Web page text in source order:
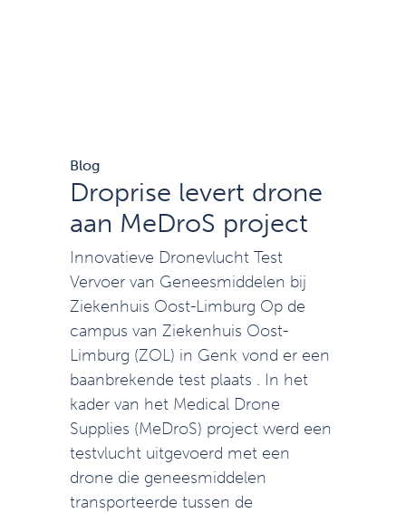
Blog
Droprise levert drone
aan MeDroS project
Innovatieve Dronevlucht Test
Vervoer van Geneesmiddelen bij
Ziekenhuis Oost-Limburg Op de
campus van Ziekenhuis Oost-
Limburg (ZOL) in Genk vond er een
baanbrekende test plaats . In het
kader van het Medical Drone
Supplies (MeDroS) project werd een
testvlucht uitgevoerd met een
drone die geneesmiddelen
transporteerde tussen de